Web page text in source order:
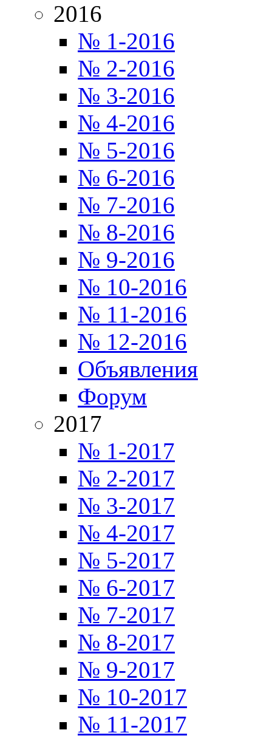
2016
№ 1-2016
№ 2-2016
№ 3-2016
№ 4-2016
№ 5-2016
№ 6-2016
№ 7-2016
№ 8-2016
№ 9-2016
№ 10-2016
№ 11-2016
№ 12-2016
Объявления
Форум
2017
№ 1-2017
№ 2-2017
№ 3-2017
№ 4-2017
№ 5-2017
№ 6-2017
№ 7-2017
№ 8-2017
№ 9-2017
№ 10-2017
№ 11-2017